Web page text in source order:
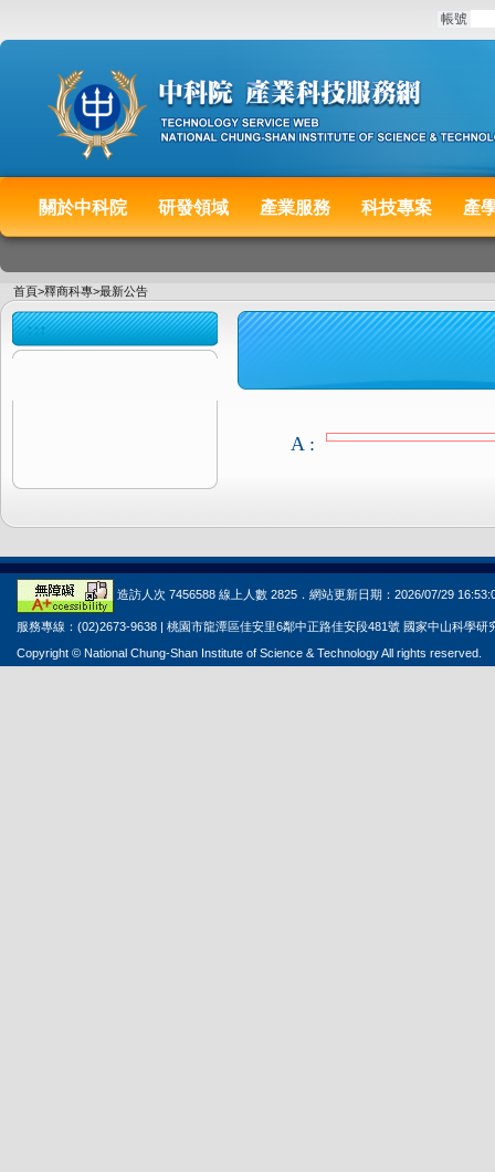
帳號
關於中科院 研發領域 產業服務 科技專案 產
首頁>釋商科專>最新公告
:::
A :
造訪人次 7456588 線上人數 2825．網站更新日期：2026/07/29
服務專線：(02)2673-9638 | 桃園市龍潭區佳安里6鄰中正路佳安段481號 國家中山科學研
Copyright © National Chung-Shan Institute of Science & Technology All rights reserved.